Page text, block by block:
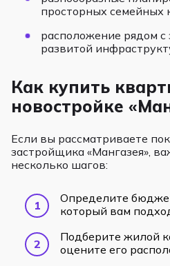
просторных семейных
расположение рядом
развитой
Как купить
новостройке
Если вы рассматриваете
застройщика «Мангазея»,
несколько шагов:
Определите
который вам
Подберите жилой
оцените его